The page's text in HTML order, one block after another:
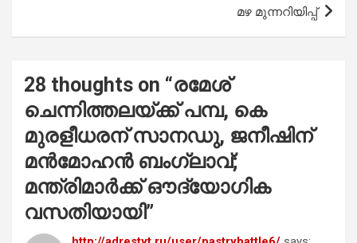
മഴ മുന്നറിയിപ്പ്
28 thoughts on “രമേശ്
ചെന്നിത്തലയ്ക്ക് പമ്പ, കെ
മുരളീധരന് സാനഡു, ജനീഷിന്
മൻമോഹൻ ബംഗ്ലാവ്;
മന്ത്രിമാർക്ക് ഔദ്യോഗിക
വസതിയായി”